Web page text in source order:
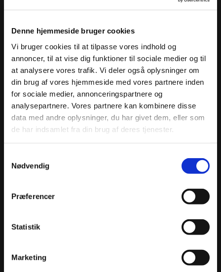
Denne hjemmeside bruger cookies
Vi bruger cookies til at tilpasse vores indhold og
annoncer, til at vise dig funktioner til sociale medier og til
at analysere vores trafik. Vi deler også oplysninger om
din brug af vores hjemmeside med vores partnere inden
for sociale medier, annonceringspartnere og
analysepartnere. Vores partnere kan kombinere disse
data med andre oplysninger, du har givet dem, eller som
de har indsamlet fra din brug af deres tjenester.
Nødvendig
Præferencer
Statistik
Marketing